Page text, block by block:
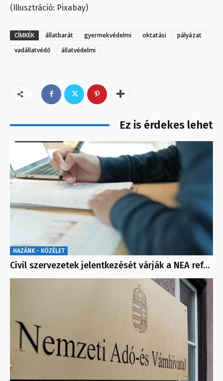
(Illusztráció: Pixabay)
CÍMKÉK állatbarát gyermekvédelmi oktatási
pályázat
vadállatvédő
állatvédelmi
Ez is érdekes lehet
HAZÁNK - KÖZÉLET
Civil szervezetek jelentkezését várják a NEA ref…